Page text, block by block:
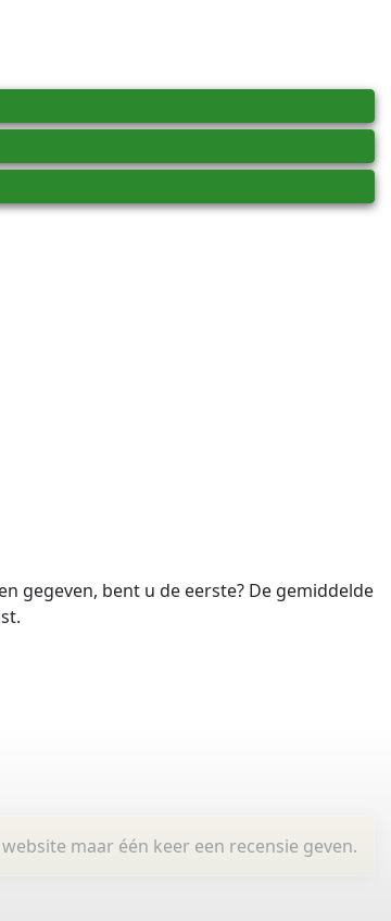
gegeven, bent u de eerste? De gemiddelde
maar één keer een recensie geven.